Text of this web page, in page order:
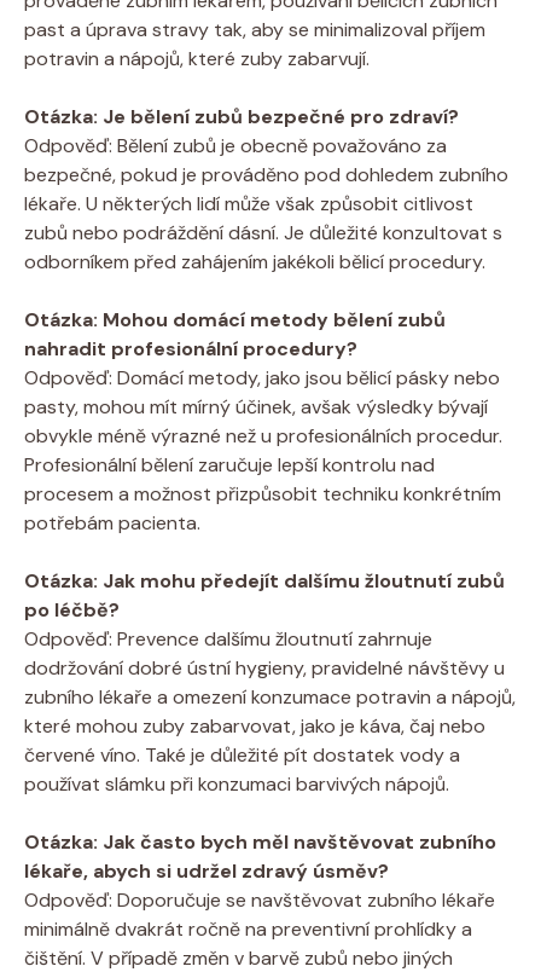
past a úprava stravy tak, aby se minimalizoval příjem
potravin a nápojů, které zuby zabarvují.
Otázka: Je bělení zubů bezpečné pro zdraví?
Odpověď: Bělení zubů je obecně považováno za
bezpečné, pokud je prováděno pod dohledem zubního
lékaře. U některých lidí může však způsobit citlivost
zubů nebo podráždění dásní. Je důležité konzultovat s
odborníkem před zahájením jakékoli bělicí procedury.
Otázka: Mohou domácí metody bělení zubů
nahradit profesionální procedury?
Odpověď: Domácí metody, jako jsou bělicí pásky nebo
pasty, mohou mít mírný účinek, avšak výsledky bývají
obvykle méně výrazné než u profesionálních procedur.
Profesionální bělení zaručuje lepší kontrolu nad
procesem a možnost přizpůsobit techniku konkrétním
potřebám pacienta.
Otázka: Jak mohu předejít dalšímu žloutnutí zubů
po léčbě?
Odpověď: Prevence dalšímu žloutnutí zahrnuje
dodržování dobré ústní hygieny, pravidelné návštěvy u
zubního lékaře a omezení konzumace potravin a nápojů,
které mohou zuby zabarvovat, jako je káva, čaj nebo
červené víno. Také je důležité pít dostatek vody a
používat slámku při konzumaci barvivých nápojů.
Otázka: Jak často bych měl navštěvovat zubního
lékaře, abych si udržel zdravý úsměv?
Odpověď: Doporučuje se navštěvovat zubního lékaře
minimálně dvakrát ročně na preventivní prohlídky a
čištění. V případě změn v barvě zubů nebo jiných